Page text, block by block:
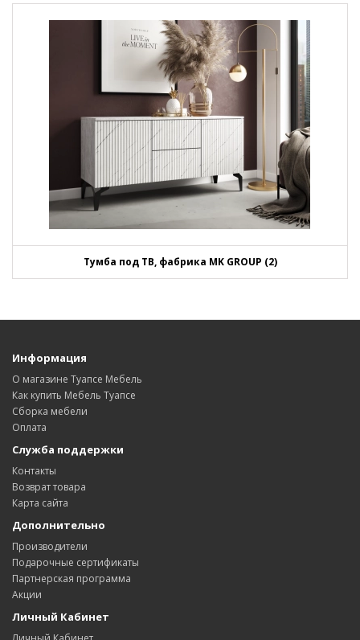
Тумба под ТВ, фабрика MK GROUP (2)
Информация
О магазине Туапсе Мебель
Как купить Мебель Туапсе
Сборка мебели
Оплата
Служба поддержки
Контакты
Возврат товара
Карта сайта
Дополнительно
Производители
Подарочные сертификаты
Партнерская программа
Акции
Личный Кабинет